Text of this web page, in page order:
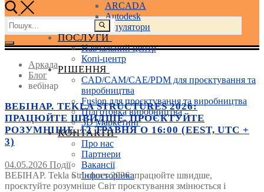
ARCADA
Autodesk
3D маніпулятори
ПОСЛУГИ
Навчальний центр
Копі-центр
РІШЕННЯ
CAD/CAM/CAE/PDM для проєктування та
виробництва
Fusion для проєктування та виробництва
Підготовка виробництва
3D Маркетинг
КОНТАКТИ
Про нас
Партнери
Вакансії
Інфосторінка
Пошук:
Аркада
Блог
вебінар
ВЕБІНАР. TEKLA STRUCTURES 2026:
ПРАЦЮЙТЕ ШВИДШЕ, ПРОЄКТУЙТЕ
РОЗУМНІШЕ. 12 ТРАВНЯ О 16:00 (EEST, UTC +
3)
04.05.2026 Події
ВЕБІНАР. Tekla Structures 2026: працюйте швидше,
проєктуйте розумніше Світ проєктування змінюється і